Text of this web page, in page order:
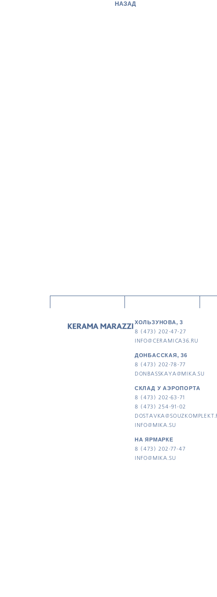
НАЗАД
ХОЛЬЗУНОВА, 3
8 (473) 202-47-27
INFO@CERAMICA36.RU
ДОНБАССКАЯ, 36
8 (473) 202-78-77
DONBASSKAYA@MIKA.SU
СКЛАД У АЭРОПОРТА
8 (473) 202-63-71
8 (473) 254-91-02
INFO@MIKA.SU
НА ЯРМАРКЕ
8 (473) 202-77-47
INFO@MIKA.SU